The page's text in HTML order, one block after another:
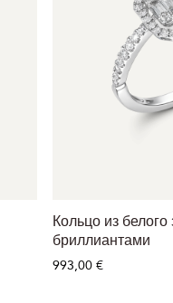
Кольцо из белого
бриллиантами
993,00 €